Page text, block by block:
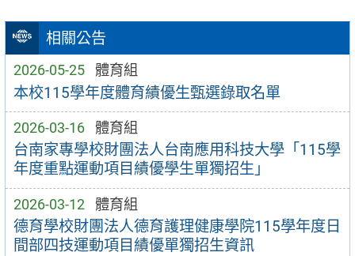
相關公告
2026-05-25 體育組
本校115學年度體育績優生甄選錄取名單
2026-03-16 體育組
台南家專學校財團法人台南應用科技大學「115學
年度重點運動項目績優學生單獨招生」
2026-03-12 體育組
德育學校財團法人德育護理健康學院115學年度日
間部四技運動項目績優單獨招生資訊